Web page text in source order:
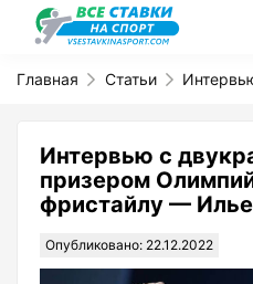
Главная Статьи
Интервью с
призером
фристайлу —
Опубликовано: 22.12.2022